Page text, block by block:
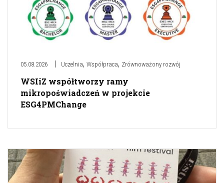
05.08.2026 Uczelnia, Współpraca, Zrównoważony rozwój
WSIiZ współtworzy ramy
mikropoświadczeń w projekcie
ESG4PMChange